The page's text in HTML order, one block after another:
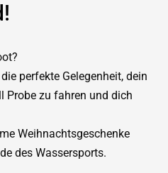
perfekte Gelegenheit, dein
zu fahren und dich
Weihnachtsgeschenke
des Wassersports.